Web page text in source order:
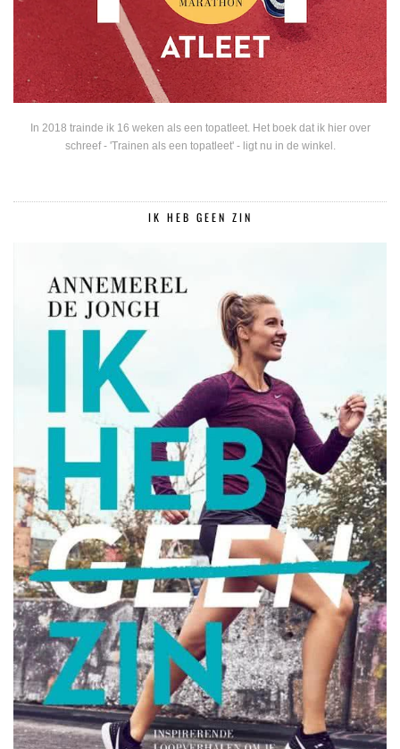
In 2018 trainde ik 16 weken als een topatleet. Het boek dat ik hier over
schreef - 'Trainen als een topatleet' - ligt nu in de winkel.
IK HEB GEEN ZIN